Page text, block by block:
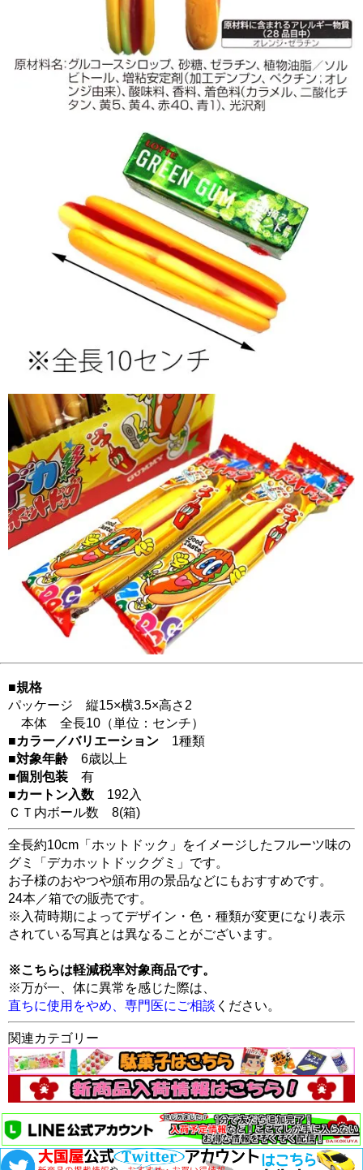
■規格
パッケージ 縦15×横3.5×高さ2
本体 全長10（単位：センチ）
■カラー／バリエーション 1種類
■対象年齢 6歳以上
■個別包装 有
■カートン入数 192入
ＣＴ内ボール数 8(箱)
全長約10cm「ホットドック」をイメージしたフルーツ味の
グミ「デカホットドックグミ」です。
お子様のおやつや頒布用の景品などにもおすすめです。
24本／箱での販売です。
※入荷時期によってデザイン・色・種類が変更になり表示
されている写真とは異なることがございます。
※こちらは軽減税率対象商品です。
※万が一、体に異常を感じた際は、
直ちに使用をやめ、専門医にご相談 ください。
関連カテゴリー